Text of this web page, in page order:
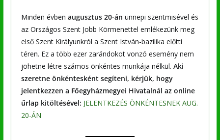
Minden évben augusztus 20-án ünnepi szentmisével és
az Országos Szent Jobb Körmenettel emlékezünk meg
első Szent Királyunkról a Szent István-bazilika előtti
téren. Ez a több ezer zarándokot vonzó esemény nem
jöhetne létre számos önkéntes munkája nélkül. Aki
szeretne önkéntesként segíteni, kérjük, hogy
jelentkezzen a Főegyházmegyei Hivatalnál az online
űrlap kitöltésével: JELENTKEZÉS ÖNKÉNTESNEK AUG.
20-ÁN